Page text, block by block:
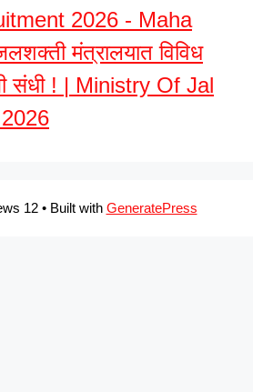
2026 - Maha
मंत्रालयात विविध
संधी ! | Ministry Of Jal
12• Built with GeneratePress